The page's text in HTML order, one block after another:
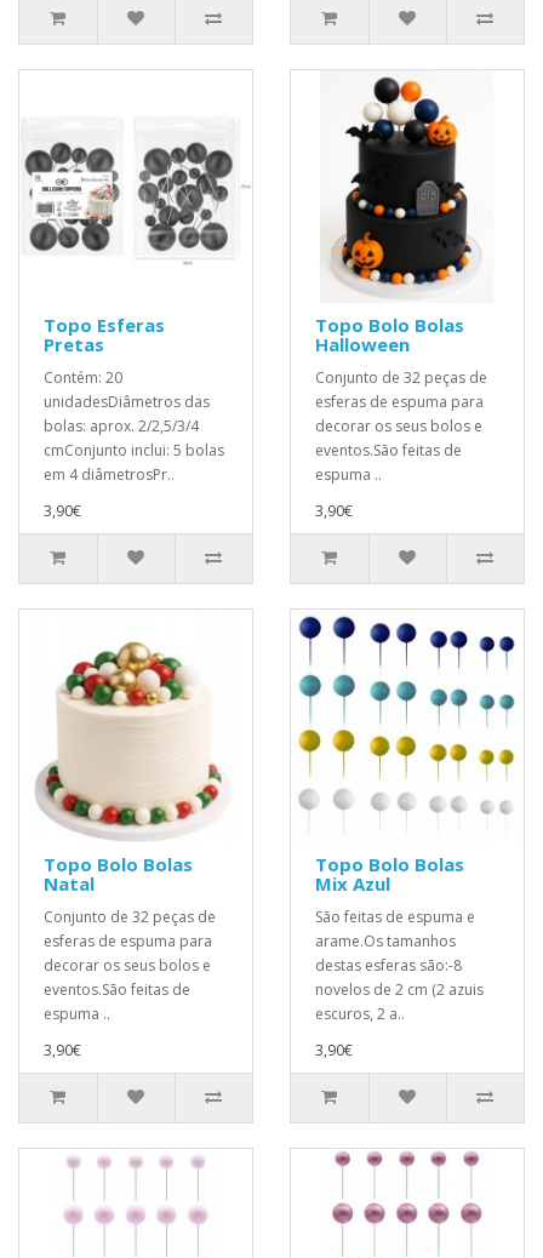
Topo Esferas
Pretas
Contém: 20
unidadesDiâmetros das
bolas: aprox. 2/2,5/3/4
cmConjunto inclui: 5 bolas
em 4 diâmetrosPr..
3,90€
Topo Bolo Bolas
Halloween
Conjunto de 32 peças de
esferas de espuma para
decorar os seus bolos e
eventos.São feitas de
espuma ..
3,90€
Topo Bolo Bolas
Natal
Conjunto de 32 peças de
esferas de espuma para
decorar os seus bolos e
eventos.São feitas de
espuma ..
3,90€
Topo Bolo Bolas
Mix Azul
São feitas de espuma e
arame.Os tamanhos
destas esferas são:-8
novelos de 2 cm (2 azuis
escuros, 2 a..
3,90€